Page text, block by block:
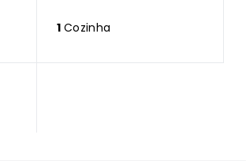
1 Cozinha